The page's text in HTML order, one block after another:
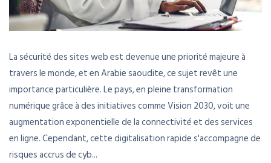
La sécurité des sites web est devenue une priorité majeure à
travers le monde, et en Arabie saoudite, ce sujet revêt une
importance particulière. Le pays, en pleine transformation
numérique grâce à des initiatives comme Vision 2030, voit une
augmentation exponentielle de la connectivité et des services
en ligne. Cependant, cette digitalisation rapide s'accompagne de
risques accrus de cyb...